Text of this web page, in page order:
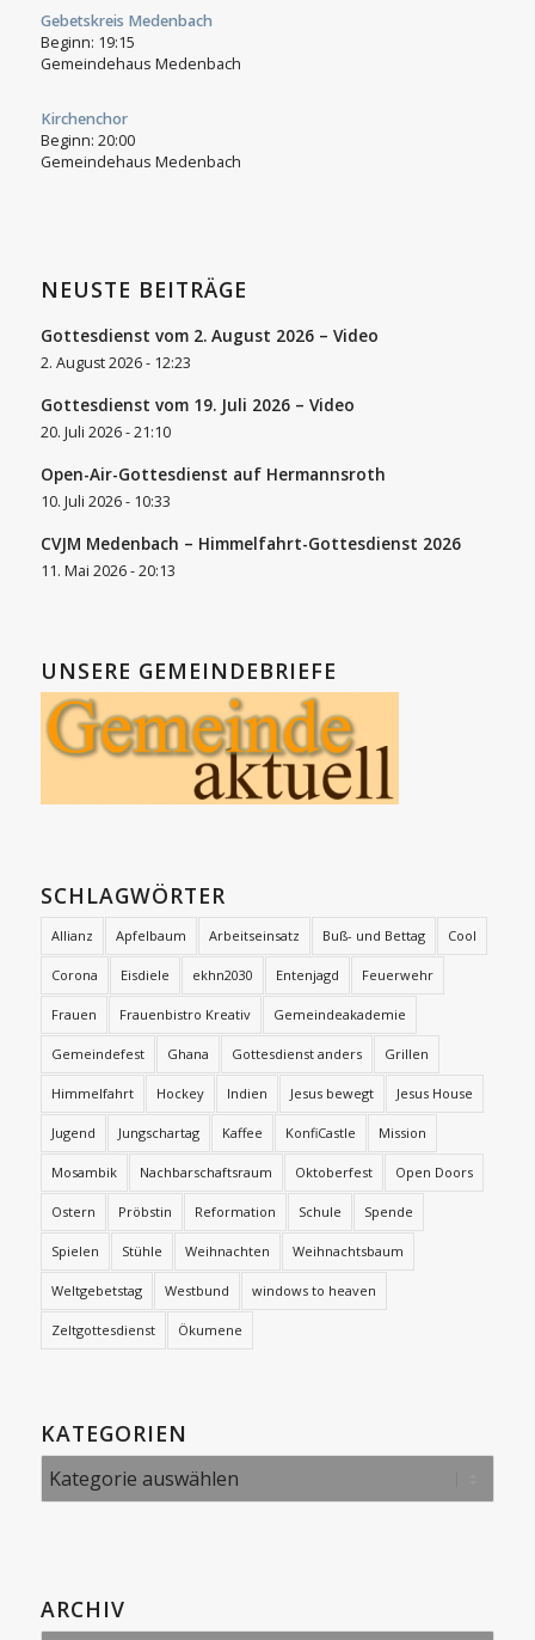
Gebetskreis Medenbach
Beginn: 19:15
Gemeindehaus Medenbach
Kirchenchor
Beginn: 20:00
Gemeindehaus Medenbach
NEUSTE BEITRÄGE
Gottesdienst vom 2. August 2026 – Video
2. August 2026 - 12:23
Gottesdienst vom 19. Juli 2026 – Video
20. Juli 2026 - 21:10
Open-Air-Gottesdienst auf Hermannsroth
10. Juli 2026 - 10:33
CVJM Medenbach – Himmelfahrt-Gottesdienst 2026
11. Mai 2026 - 20:13
UNSERE GEMEINDEBRIEFE
SCHLAGWÖRTER
Allianz Apfelbaum Arbeitseinsatz Buß- und Bettag Cool
Corona Eisdiele ekhn2030 Entenjagd Feuerwehr
Frauen Frauenbistro Kreativ Gemeindeakademie
Gemeindefest Ghana Gottesdienst anders Grillen
Himmelfahrt Hockey Indien Jesus bewegt Jesus House
Jugend Jungschartag Kaffee KonfiCastle Mission
Mosambik Nachbarschaftsraum Oktoberfest Open Doors
Ostern Pröbstin Reformation Schule Spende
Spielen Stühle Weihnachten Weihnachtsbaum
Weltgebetstag Westbund windows to heaven
Zeltgottesdienst Ökumene
KATEGORIEN
Kategorien
ARCHIV